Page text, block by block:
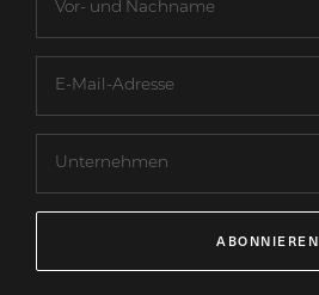
ABONNIEREN